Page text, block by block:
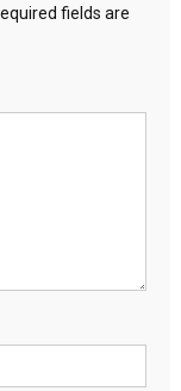
fields are